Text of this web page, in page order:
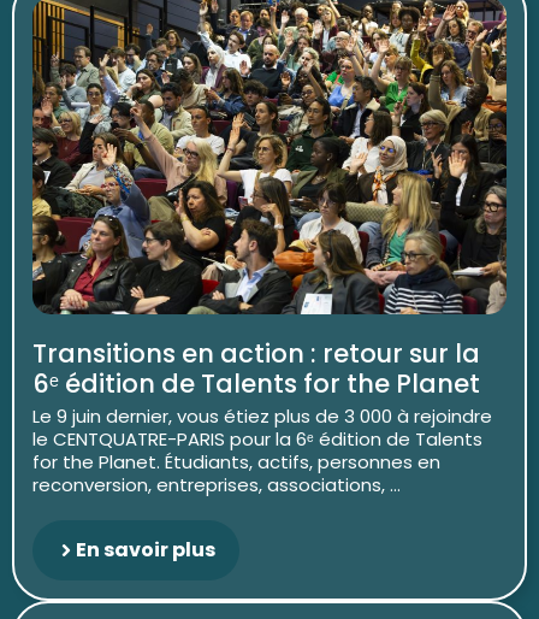
Transitions en action : retour sur la
6ᵉ édition de Talents for the Planet
Le 9 juin dernier, vous étiez plus de 3 000 à rejoindre
le CENTQUATRE-PARIS pour la 6ᵉ édition de Talents
for the Planet. Étudiants, actifs, personnes en
reconversion, entreprises, associations, ...
En savoir plus